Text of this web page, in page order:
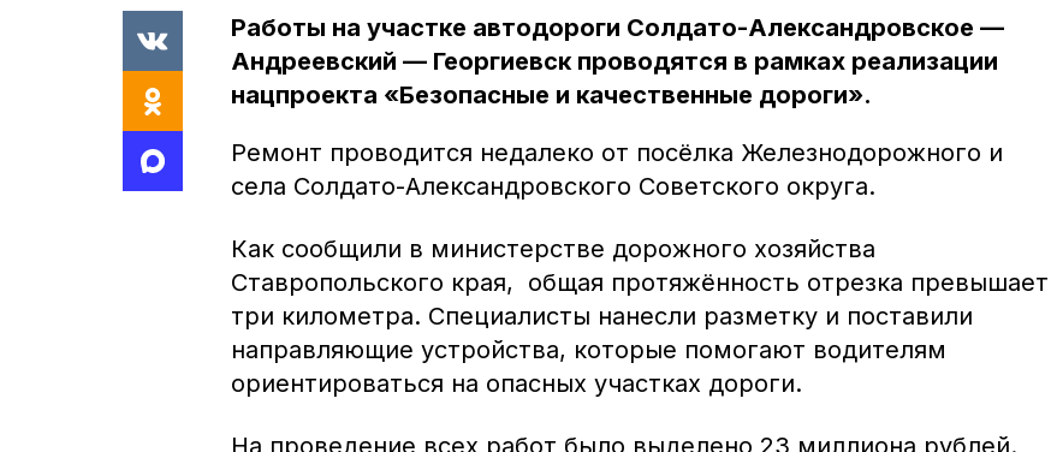
Работы на участке автодороги Солдато-Александровское —
Андреевский — Георгиевск проводятся в рамках реализации
нацпроекта «Безопасные и качественные дороги».
Ремонт проводится недалеко от посёлка Железнодорожного и
села Солдато-Александровского Советского округа.
Как сообщили в министерстве дорожного хозяйства
Ставропольского края, общая протяжённость отрезка превышает
три километра. Специалисты нанесли разметку и поставили
направляющие устройства, которые помогают водителям
ориентироваться на опасных участках дороги.
На проведение всех работ было выделено 23 миллиона рублей.